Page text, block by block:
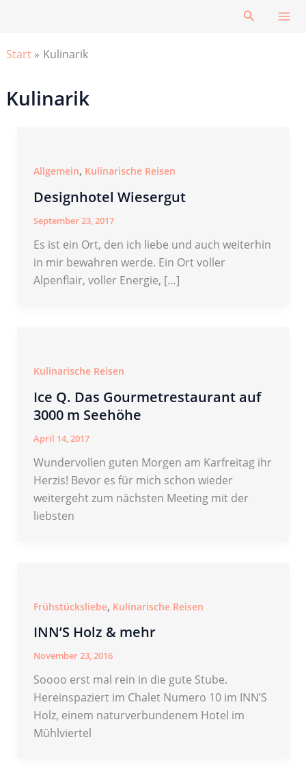
Suchen
Start Kulinarik
Kulinarik
Allgemein, Kulinarische Reisen
Designhotel Wiesergut
September 23, 2017
Es ist ein Ort, den ich liebe und auch weiterhin
in mir bewahren werde. Ein Ort voller
Alpenflair, voller Energie, […]
Kulinarische Reisen
Ice Q. Das Gourmetrestaurant auf
3000 m Seehöhe
April 14, 2017
Wundervollen guten Morgen am Karfreitag ihr
Herzis! Bevor es für mich schon wieder
weitergeht zum nächsten Meeting mit der
liebsten
Frühstücksliebe, Kulinarische Reisen
INN’S Holz & mehr
November 23, 2016
Soooo erst mal rein in die gute Stube.
Hereinspaziert im Chalet Numero 10 im INN’S
Holz, einem naturverbundenem Hotel im
Mühlviertel